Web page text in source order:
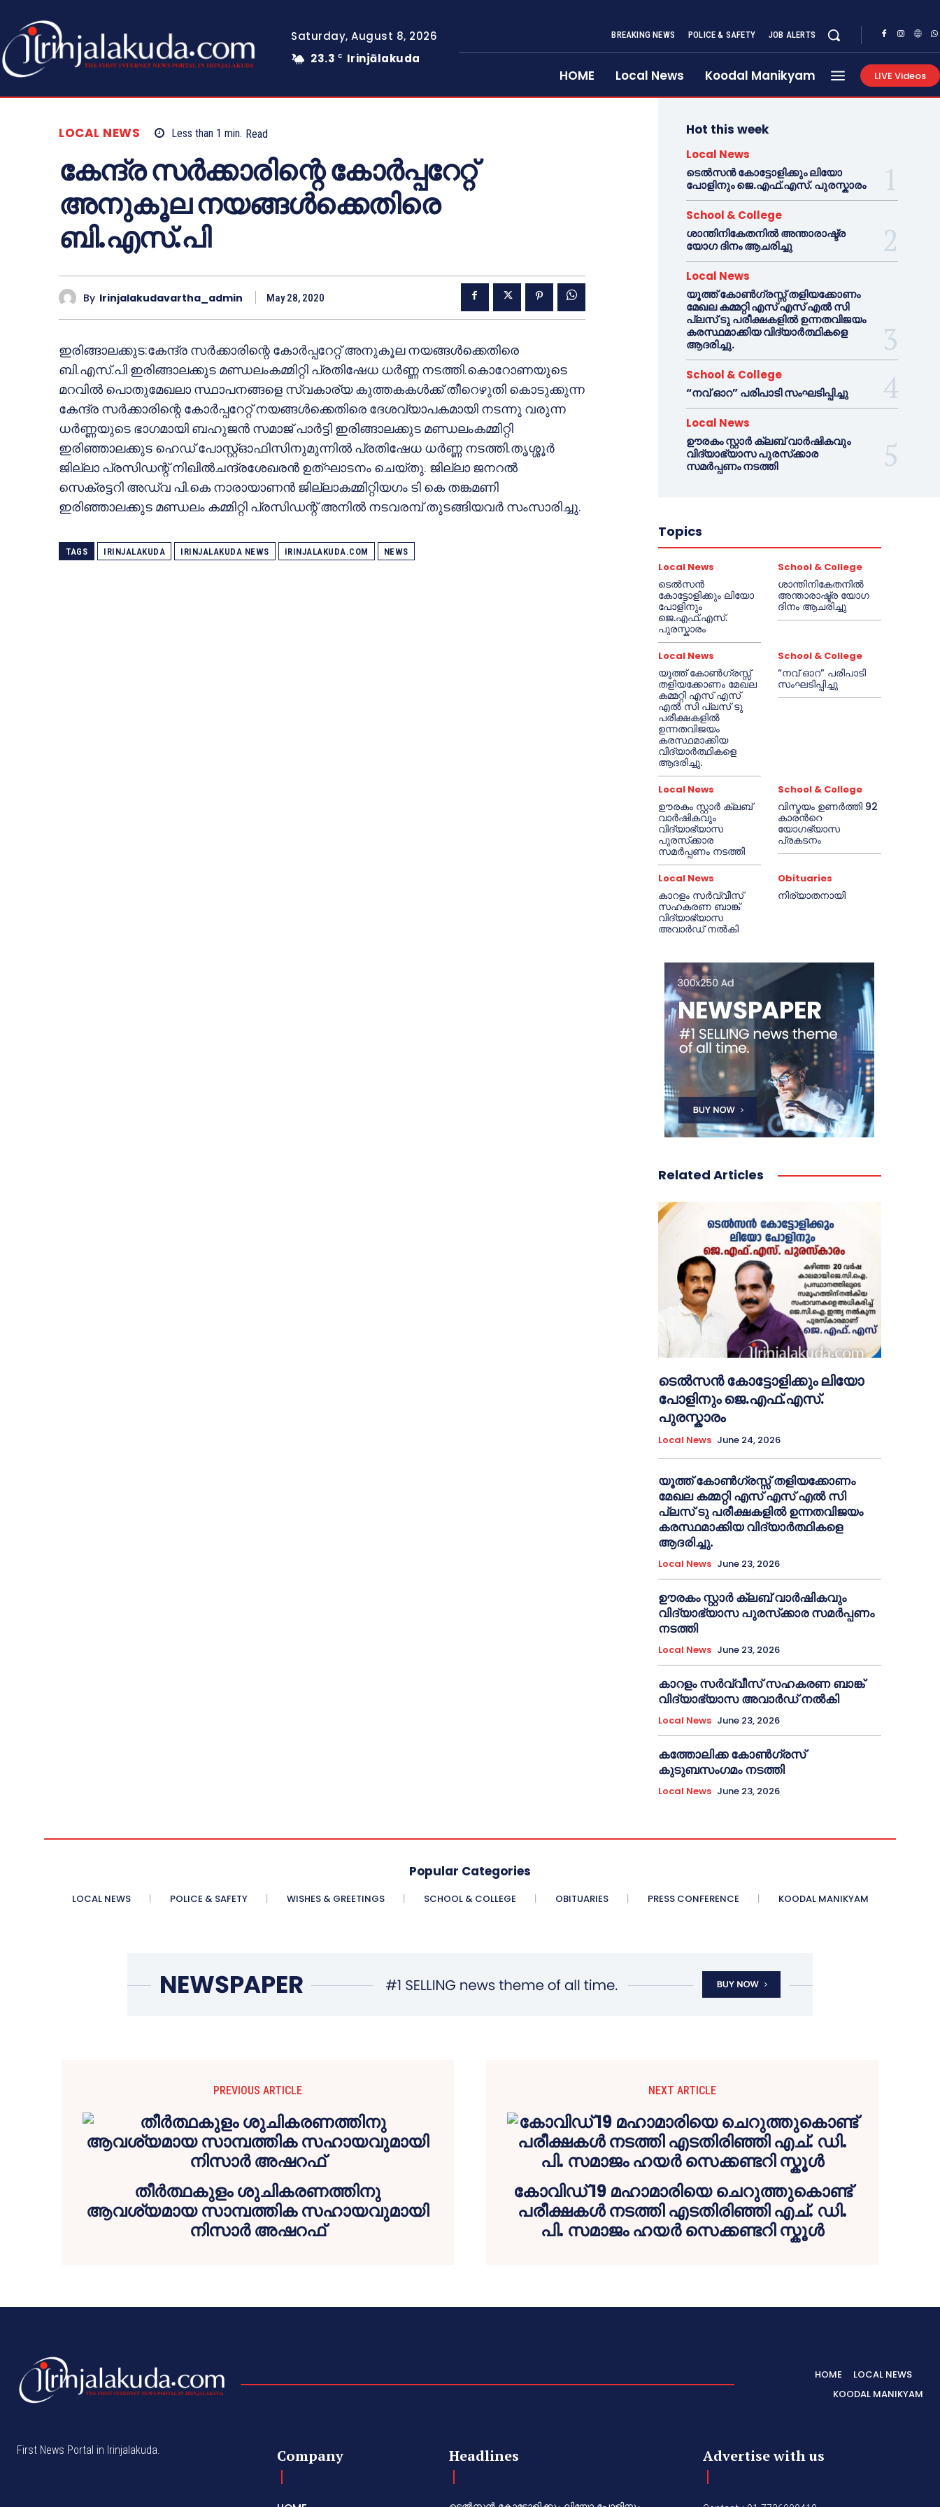
Saturday, August 8, 2026
23.3 C Irinjālakuda
BREAKING NEWS POLICE & SAFETY JOB ALERTS
HOME Local News Koodal Manikyam LIVE Videos
LOCAL NEWS Less than 1 min. Read
കേന്ദ്ര സർക്കാരിന്റെ കോർപ്പറേറ്റ്
അനുകൂല നയങ്ങൾക്കെതിരെ
ബി.എസ്.പി
By Irinjalakudavartha_admin May 28, 2020
ഇരിങ്ങാലക്കുട:കേന്ദ്ര സർക്കാരിന്റെ കോർപ്പറേറ്റ് അനുകൂല നയങ്ങൾക്കെതിരെ
ബി.എസ്.പി ഇരിങ്ങാലക്കുട മണ്ഡലംകമ്മിറ്റി പ്രതിഷേധ ധർണ്ണ നടത്തി.കൊറോണയുടെ
മറവിൽ പൊതുമേഖലാ സ്ഥാപനങ്ങളെ സ്വകാര്യ കുത്തകകൾക്ക് തീറെഴുതി കൊടുക്കുന്ന
കേന്ദ്ര സർക്കാരിന്റെ കോർപ്പറേറ്റ് നയങ്ങൾക്കെതിരെ ദേശവ്യാപകമായി നടന്നു വരുന്ന
ധർണ്ണയുടെ ഭാഗമായി ബഹുജൻ സമാജ് പാർട്ടി ഇരിങ്ങാലക്കുട മണ്ഡലംകമ്മിറ്റി
ഇരിഞ്ഞാലക്കുട ഹെഡ് പോസ്റ്റ്‌ഓഫിസിനുമുന്നിൽ പ്രതിഷേധ ധർണ്ണ നടത്തി.തൃശ്ശൂർ
ജില്ലാ പ്രസിഡന്റ്‌ നിഖിൽചന്ദ്രശേഖരൻ ഉത്ഘാടനം ചെയ്തു. ജില്ലാ ജനറൽ
സെക്രട്ടറി അഡ്വ പി.കെ നാരായാണൻ ജില്ലാകമ്മിറ്റിയഗം ടി കെ തങ്കമണി
ഇരിഞ്ഞാലക്കുട മണ്ഡലം കമ്മിറ്റി പ്രസിഡന്റ് അനിൽ നടവരമ്പ് തുടങ്ങിയവർ സംസാരിച്ചു.
TAGS IRINJALAKUDA IRINJALAKUDA NEWS IRINJALAKUDA.COM NEWS
Hot this week
Local News
ടെൽസൻ കോട്ടോളിക്കും ലിയോ
പോളിനും ജെ.എഫ്.എസ്. പുരസ്കാരം
School & College
ശാന്തിനികേതനിൽ അന്താരാഷ്ട്ര
യോഗ ദിനം ആചരിച്ചു
Local News
യൂത്ത് കോൺഗ്രസ്സ് തളിയക്കോണം
മേഖല കമ്മറ്റി എസ് എസ് എൽ സി
പ്ലസ് ടു പരീക്ഷകളിൽ ഉന്നതവിജയം
കരസ്ഥമാക്കിയ വിദ്യാർത്ഥികളെ
ആദരിച്ചു.
School & College
“നവ് ഓറ” പരിപാടി സംഘടിപ്പിച്ചു
Local News
ഊരകം സ്റ്റാർ ക്ലബ് വാർഷികവും
വിദ്യാഭ്യാസ പുരസ്‌ക്കാര
സമർപ്പണം നടത്തി
Topics
Local News
ടെൽസൻ
കോട്ടോളിക്കും ലിയോ
പോളിനും
ജെ.എഫ്.എസ്.
പുരസ്കാരം
School & College
ശാന്തിനികേതനിൽ
അന്താരാഷ്ട്ര യോഗ
ദിനം ആചരിച്ചു
Local News
യൂത്ത് കോൺഗ്രസ്സ്
തളിയക്കോണം മേഖല
കമ്മറ്റി എസ് എസ്
എൽ സി പ്ലസ് ടു
പരീക്ഷകളിൽ
ഉന്നതവിജയം
കരസ്ഥമാക്കിയ
വിദ്യാർത്ഥികളെ
ആദരിച്ചു.
School & College
“നവ് ഓറ” പരിപാടി
സംഘടിപ്പിച്ചു
Local News
ഊരകം സ്റ്റാർ ക്ലബ്
വാർഷികവും
വിദ്യാഭ്യാസ
പുരസ്‌ക്കാര
സമർപ്പണം നടത്തി
School & College
വിസ്മയം ഉണർത്തി 92
കാരൻറെ
യോഗഭ്യാസ
പ്രകടനം
Local News
കാറളം സർവ്വീസ്
സഹകരണ ബാങ്ക്
വിദ്യാഭ്യാസ
അവാർഡ് നൽകി
Obituaries
നിര്യാതനായി
Related Articles
ടെൽസൻ കോട്ടോളിക്കും ലിയോ
പോളിനും ജെ.എഫ്.എസ്.
പുരസ്കാരം
Local News June 24, 2026
യൂത്ത് കോൺഗ്രസ്സ് തളിയക്കോണം
മേഖല കമ്മറ്റി എസ് എസ് എൽ സി
പ്ലസ് ടു പരീക്ഷകളിൽ ഉന്നതവിജയം
കരസ്ഥമാക്കിയ വിദ്യാർത്ഥികളെ
ആദരിച്ചു.
Local News June 23, 2026
ഊരകം സ്റ്റാർ ക്ലബ് വാർഷികവും
വിദ്യാഭ്യാസ പുരസ്‌ക്കാര സമർപ്പണം
നടത്തി
Local News June 23, 2026
കാറളം സർവ്വീസ് സഹകരണ ബാങ്ക്
വിദ്യാഭ്യാസ അവാർഡ് നൽകി
Local News June 23, 2026
കത്തോലിക്ക കോൺഗ്രസ്
കുടുബസംഗമം നടത്തി
Local News June 23, 2026
Popular Categories
LOCAL NEWS POLICE & SAFETY WISHES & GREETINGS SCHOOL & COLLEGE OBITUARIES PRESS CONFERENCE KOODAL MANIKYAM
PREVIOUS ARTICLE
തീർത്ഥകുളം ശുചികരണത്തിനു
ആവശ്യമായ സാമ്പത്തിക സഹായവുമായി
നിസാർ അഷറഫ്
NEXT ARTICLE
കോവിഡ് 19 മഹാമാരിയെ ചെറുത്തുകൊണ്ട്
പരീക്ഷകൾ നടത്തി എടതിരിഞ്ഞി എച്. ഡി.
പി. സമാജം ഹയർ സെക്കണ്ടറി സ്കൂൾ
HOME
LOCAL NEWS
KOODAL MANIKYAM
First News Portal in Irinjalakuda. Company Headlines Advertise with us